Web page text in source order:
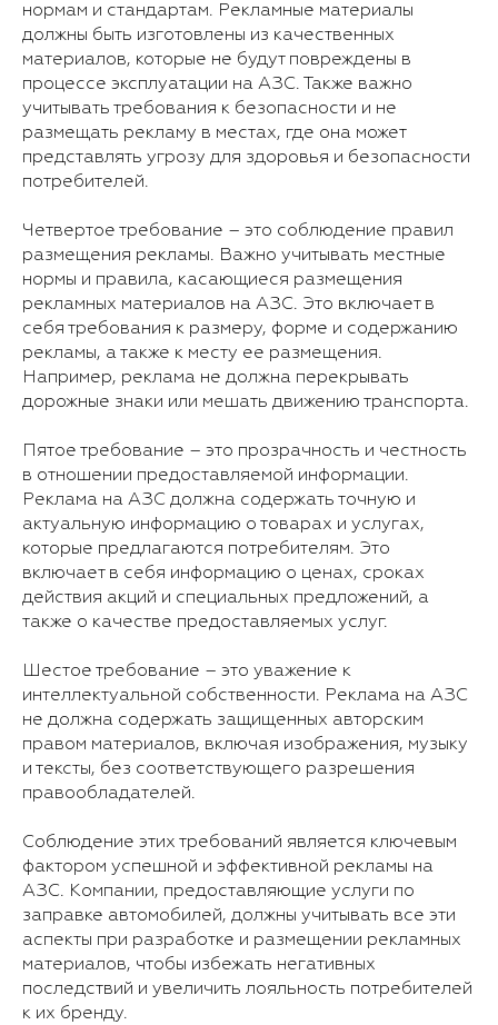
нормам и стандартам. Рекламные материалы
должны быть изготовлены из качественных
материалов, которые не будут повреждены в
процессе эксплуатации на АЗС. Также важно
учитывать требования к безопасности и не
размещать рекламу в местах, где она может
представлять угрозу для здоровья и безопасности
потребителей.
Четвертое требование – это соблюдение правил
размещения рекламы. Важно учитывать местные
нормы и правила, касающиеся размещения
рекламных материалов на АЗС. Это включает в
себя требования к размеру, форме и содержанию
рекламы, а также к месту ее размещения.
Например, реклама не должна перекрывать
дорожные знаки или мешать движению транспорта.
Пятое требование – это прозрачность и честность
в отношении предоставляемой информации.
Реклама на АЗС должна содержать точную и
актуальную информацию о товарах и услугах,
которые предлагаются потребителям. Это
включает в себя информацию о ценах, сроках
действия акций и специальных предложений, а
также о качестве предоставляемых услуг.
Шестое требование – это уважение к
интеллектуальной собственности. Реклама на АЗС
не должна содержать защищенных авторским
правом материалов, включая изображения, музыку
и тексты, без соответствующего разрешения
правообладателей.
Соблюдение этих требований является ключевым
фактором успешной и эффективной рекламы на
АЗС. Компании, предоставляющие услуги по
заправке автомобилей, должны учитывать все эти
аспекты при разработке и размещении рекламных
материалов, чтобы избежать негативных
последствий и увеличить лояльность потребителей
к их бренду.